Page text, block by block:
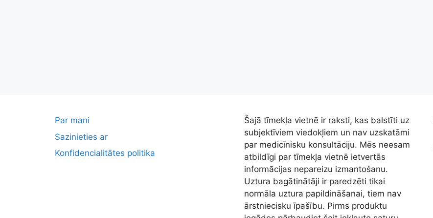
Par mani
Sazinieties ar
Konfidencialitātes politika
Šajā tīmekļa vietnē ir raksti, kas balstīti uz
subjektīviem viedokļiem un nav uzskatāmi
par medicīnisku konsultāciju. Mēs neesam
atbildīgi par tīmekļa vietnē ietvertās
informācijas nepareizu izmantošanu.
Uztura bagātinātāji ir paredzēti tikai
normāla uztura papildināšanai, tiem nav
ārstniecisku īpašību. Pirms produktu